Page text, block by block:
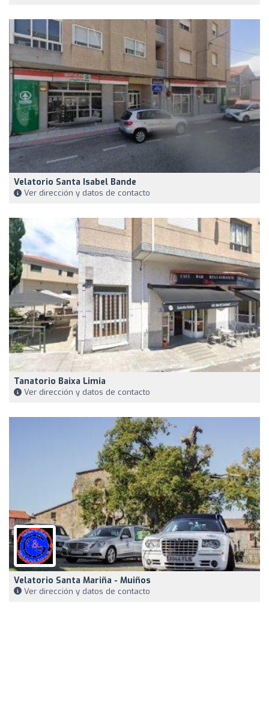
Velatorio Santa Isabel Bande
Ver dirección y datos de contacto
Tanatorio Baixa Limia
Ver dirección y datos de contacto
Velatorio Santa Mariña - Muiños
Ver dirección y datos de contacto